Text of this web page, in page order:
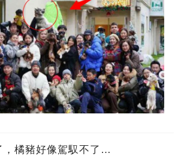
，橘豬好像駕馭不了…